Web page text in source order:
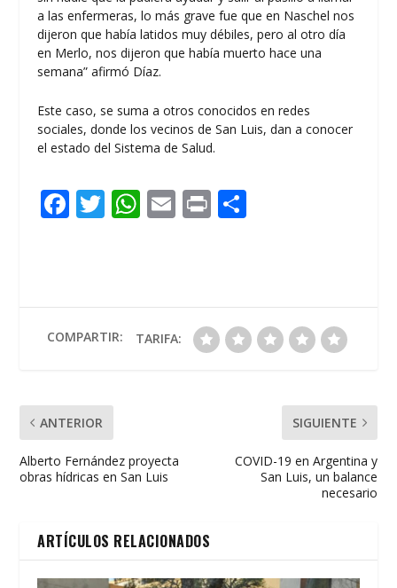
a las enfermeras, lo más grave fue que en Naschel nos
dijeron que había latidos muy débiles, pero al otro día
en Merlo, nos dijeron que había muerto hace una
semana” afirmó Díaz.
Este caso, se suma a otros conocidos en redes
sociales, donde los vecinos de San Luis, dan a conocer
el estado del Sistema de Salud.
F
o
o
T W
A
p
E Pr
ar
ti
COMPARTIR: TARIFA:
ANTERIOR
Alberto Fernández proyecta
obras hídricas en San Luis
SIGUIENTE
COVID-19 en Argentina y
San Luis, un balance
necesario
ARTÍCULOS RELACIONADOS